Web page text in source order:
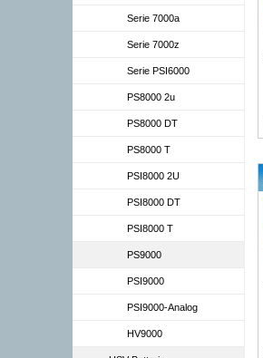
Serie 7000a
Serie 7000z
Serie PSI6000
PS8000 2u
PS8000 DT
PS8000 T
PSI8000 2U
PSI8000 DT
PSI8000 T
PS9000
PSI9000
PSI9000-Analog
HV9000